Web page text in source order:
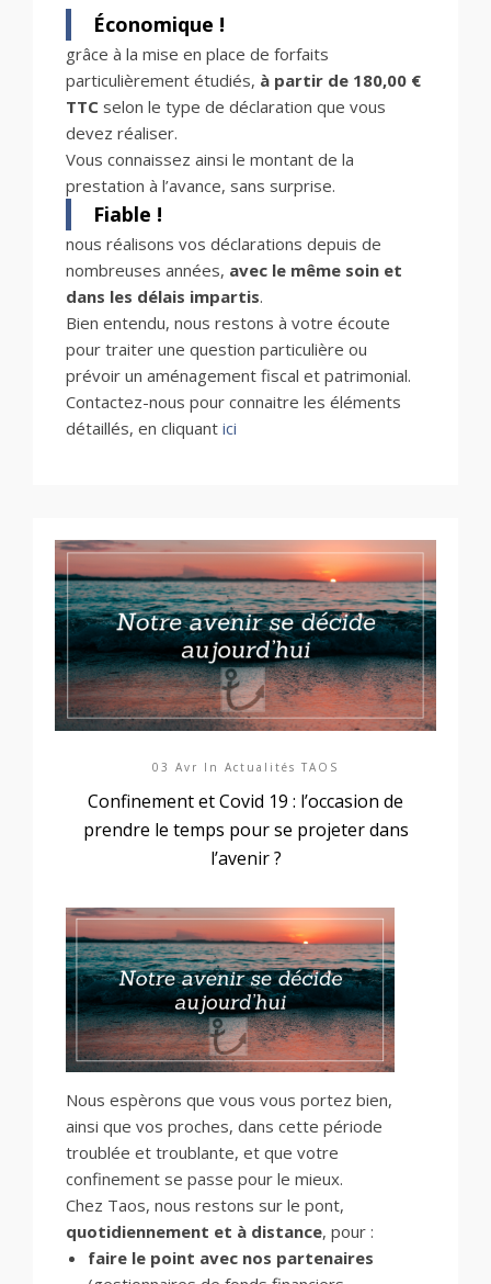
Économique !
grâce à la mise en place de forfaits
particulièrement étudiés, à partir de 180,00 €
TTC selon le type de déclaration que vous
devez réaliser.
Vous connaissez ainsi le montant de la
prestation à l’avance, sans surprise.
Fiable !
nous réalisons vos déclarations depuis de
nombreuses années, avec le même soin et
dans les délais impartis.
Bien entendu, nous restons à votre écoute
pour traiter une question particulière ou
prévoir un aménagement fiscal et patrimonial.
Contactez-nous pour connaitre les éléments
détaillés, en cliquant ici
03 Avr In Actualités TAOS
Confinement et Covid 19 : l’occasion de
prendre le temps pour se projeter dans
l’avenir ?
Nous espèrons que vous vous portez bien,
ainsi que vos proches, dans cette période
troublée et troublante, et que votre
confinement se passe pour le mieux.
Chez Taos, nous restons sur le pont,
quotidiennement et à distance, pour :
faire le point avec nos partenaires